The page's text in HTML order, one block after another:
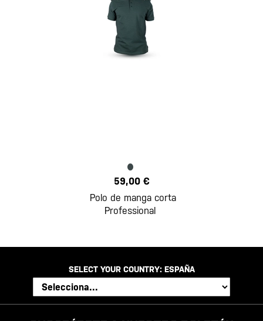
59,00 €
Polo de manga corta
Professional
SELECT YOUR COUNTRY: ESPAÑA